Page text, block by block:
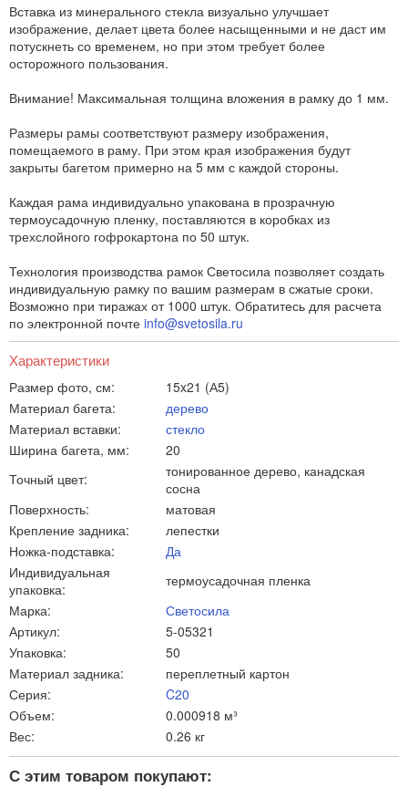
Вставка из минерального стекла визуально улучшает
изображение, делает цвета более насыщенными и не даст им
потускнеть со временем, но при этом требует более
осторожного пользования.
Внимание! Максимальная толщина вложения в рамку до 1 мм.
Размеры рамы соответствуют размеру изображения,
помещаемого в раму. При этом края изображения будут
закрыты багетом примерно на 5 мм с каждой стороны.
Каждая рама индивидуально упакована в прозрачную
термоусадочную пленку, поставляются в коробках из
трехслойного гофрокартона по 50 штук.
Технология производства рамок Светосила позволяет создать
индивидуальную рамку по вашим размерам в сжатые сроки.
Возможно при тиражах от 1000 штук. Обратитесь для расчета
по электронной почте info@svetosila.ru
Характеристики
Размер фото, см:
15x21 (А5)
Материал багета:
дерево
Материал вставки:
стекло
Ширина багета, мм:
20
Точный цвет:
тонированное дерево, канадская
сосна
Поверхность:
матовая
Крепление задника:
лепестки
Ножка-подставка:
Да
Индивидуальная
упаковка:
термоусадочная пленка
Марка:
Светосила
Артикул:
5-05321
Упаковка:
50
Материал задника:
переплетный картон
Серия:
C20
Объем:
0.000918 м³
Вес:
0.26 кг
С этим товаром покупают: